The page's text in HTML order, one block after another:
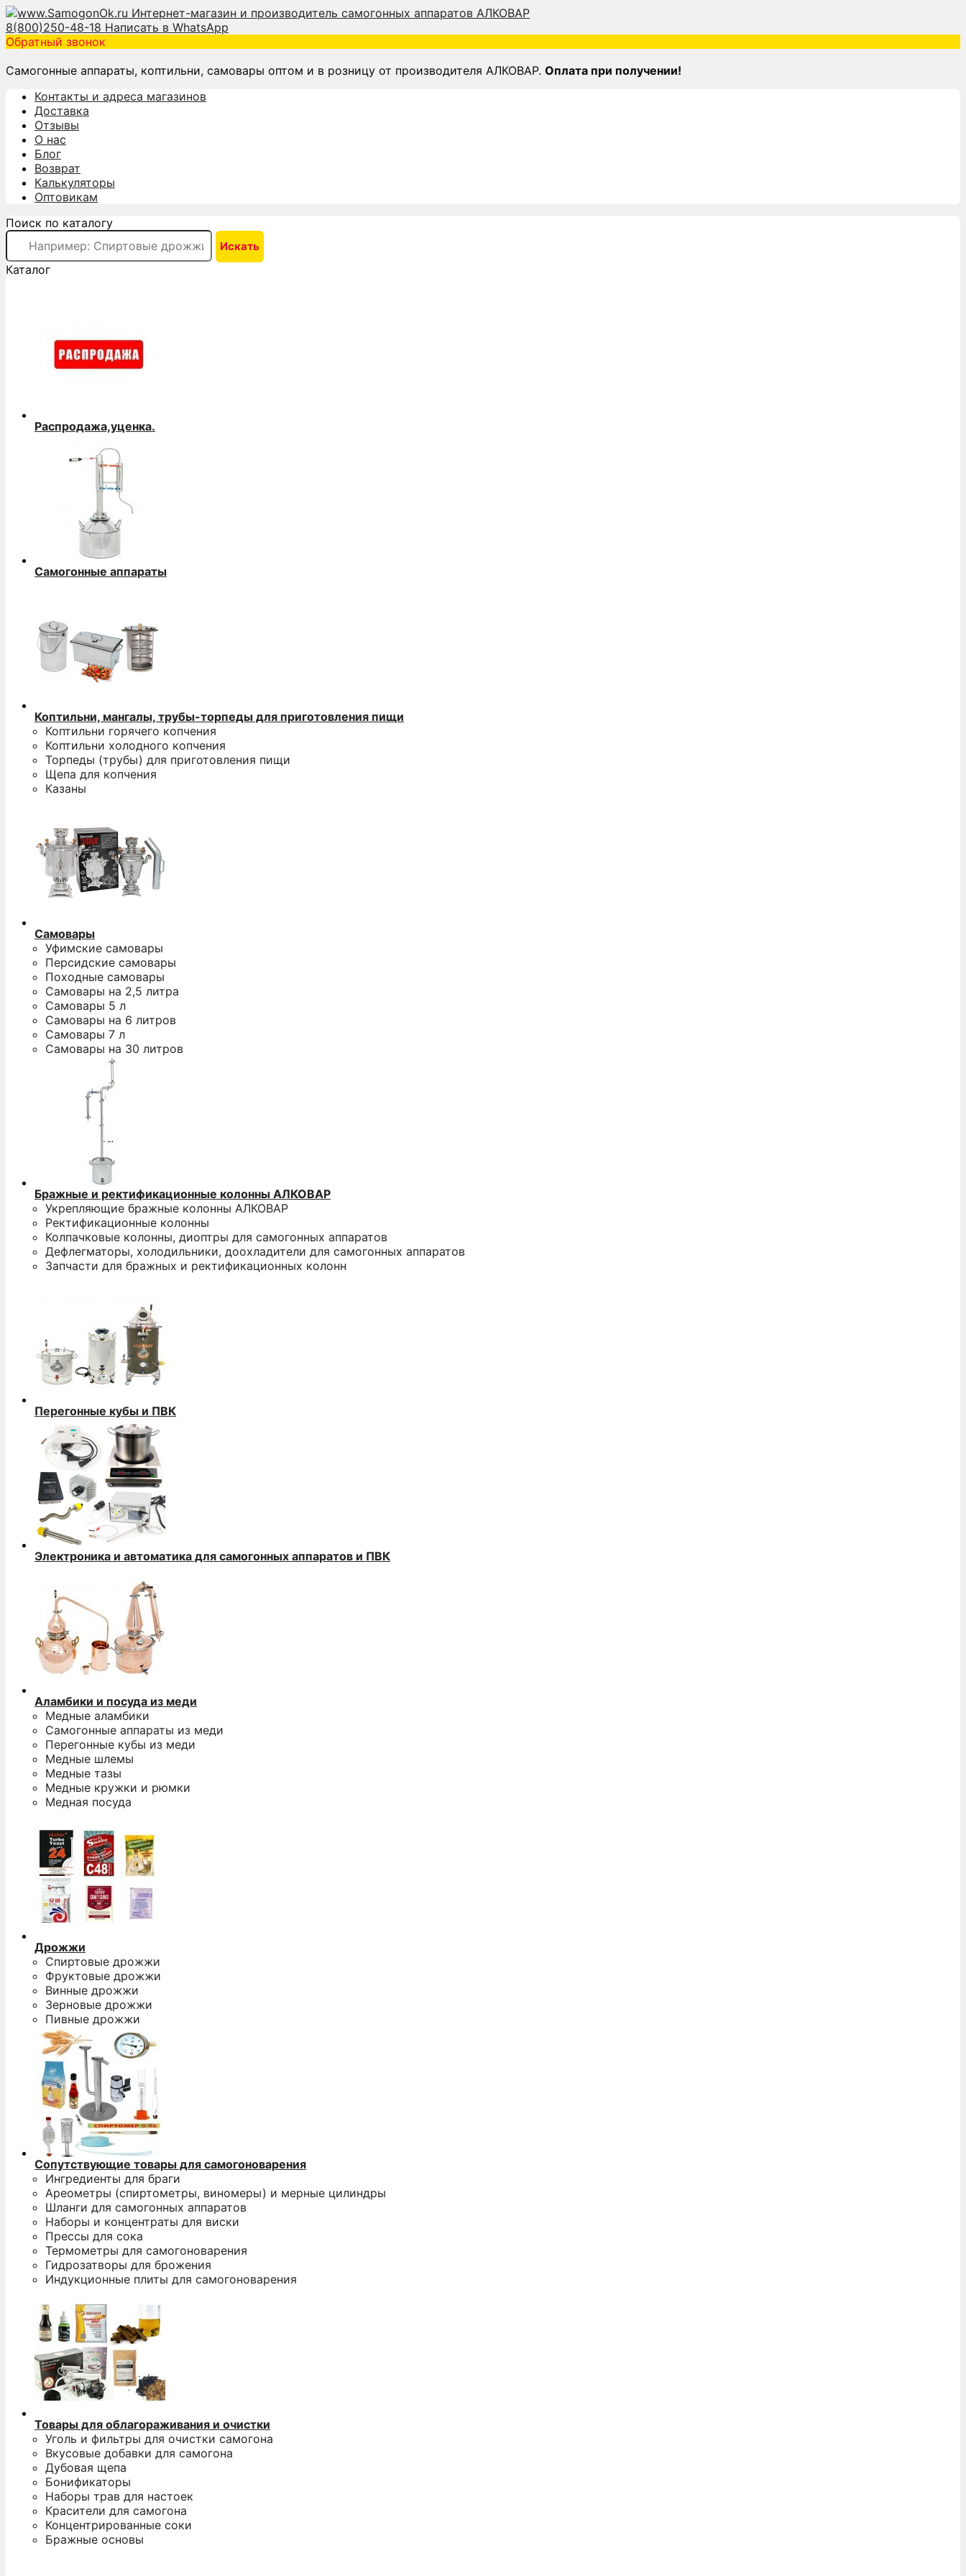
8(800)250-48-18 Написать в WhatsApp
Обратный звонок
Самогонные аппараты, коптильни, самовары оптом и в розницу от производителя АЛКОВАР. Оплата при получении!
Контакты и адреса магазинов
Доставка
Отзывы
О нас
Блог
Возврат
Калькуляторы
Оптовикам
Поиск по каталогу
Каталог
Распродажа,уценка.
Самогонные аппараты
Коптильни, мангалы, трубы-торпеды для приготовления пищи
Коптильни горячего копчения
Коптильни холодного копчения
Торпеды (трубы) для приготовления пищи
Щепа для копчения
Казаны
Самовары
Уфимские самовары
Персидские самовары
Походные самовары
Самовары на 2,5 литра
Самовары 5 л
Самовары на 6 литров
Самовары 7 л
Самовары на 30 литров
Бражные и ректификационные колонны АЛКОВАР
Укрепляющие бражные колонны АЛКОВАР
Ректификационные колонны
Колпачковые колонны, диоптры для самогонных аппаратов
Дефлегматоры, холодильники, доохладители для самогонных аппаратов
Запчасти для бражных и ректификационных колонн
Перегонные кубы и ПВК
Электроника и автоматика для самогонных аппаратов и ПВК
Аламбики и посуда из меди
Медные аламбики
Самогонные аппараты из меди
Перегонные кубы из меди
Медные шлемы
Медные тазы
Медные кружки и рюмки
Медная посуда
Дрожжи
Спиртовые дрожжи
Фруктовые дрожжи
Винные дрожжи
Зерновые дрожжи
Пивные дрожжи
Сопутствующие товары для самогоноварения
Ингредиенты для браги
Ареометры (спиртометры, виномеры) и мерные цилиндры
Шланги для самогонных аппаратов
Наборы и концентраты для виски
Прессы для сока
Термометры для самогоноварения
Гидрозатворы для брожения
Индукционные плиты для самогоноварения
Товары для облагораживания и очистки
Уголь и фильтры для очистки самогона
Вкусовые добавки для самогона
Дубовая щепа
Бонификаторы
Наборы трав для настоек
Красители для самогона
Концентрированные соки
Бражные основы